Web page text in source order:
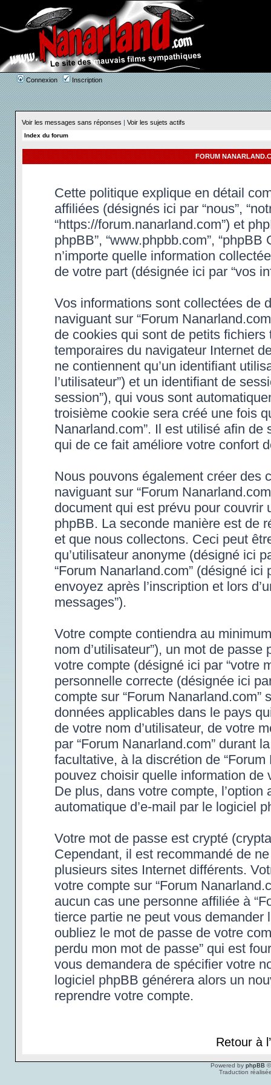
Connexion Inscription
Voir les messages sans réponses | Voir les sujets actifs
Index du forum
FORUM
Cette politique explique en détail
affiliées (désignés ici par “nous”,
“https://forum.nanarland.com”) et
phpBB”, “www.phpbb.com”,
n’importe quelle information
de votre part (désignée ici par “vos
Vos informations sont collectées de
naviguant sur “Forum
de cookies qui sont de petits
temporaires du navigateur Internet
ne contiennent qu’un identifiant
l’utilisateur”) et un identifiant de
session”), qui vous sont
troisième cookie sera créé une fois
Nanarland.com”. Il est utilisé afin
qui de ce fait améliore votre confort
Nous pouvons également créer des
naviguant sur “Forum
document qui est prévu pour
phpBB. La seconde manière est de
et que nous collectons. Ceci peut
qu’utilisateur anonyme (désigné ici
“Forum Nanarland.com” (désigné
envoyez après l’inscription et lors
messages”).
Votre compte contiendra au
nom d’utilisateur”), un mot de
votre compte (désigné ici par “votre
personnelle correcte (désignée ici
compte sur “Forum
données applicables dans le pays
de votre nom d’utilisateur, de votre
par “Forum Nanarland.com” durant
facultative, à la discrétion de
pouvez choisir quelle information
De plus, dans votre compte, l’option
automatique d’e-mail par le logiciel
Votre mot de passe est crypté
Cependant, il est recommandé de
plusieurs sites Internet différents.
votre compte sur “Forum
aucun cas une personne affiliée à
tierce partie ne peut vous
oubliez le mot de passe de votre
perdu mon mot de passe” qui est
vous demandera de spécifier votre
logiciel phpBB générera alors un
reprendre votre compte.
Retour à
Powered by phpBB
Traduction